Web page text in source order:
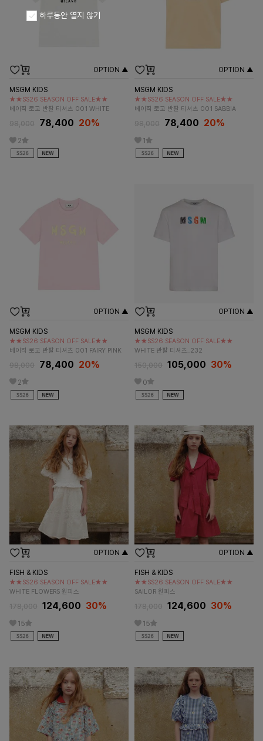
OPTION ▲
MSGM KIDS
★★SS26 SEASON OFF SALE★★
베이직 로고 반팔 티셔츠 001 WHITE
98,000 78,400 20%
2
OPTION ▲
MSGM KIDS
★★SS26 SEASON OFF SALE★★
베이직 로고 반팔 티셔츠 001 SABBIA
98,000 78,400 20%
1
OPTION ▲
MSGM KIDS
★★SS26 SEASON OFF SALE★★
베이직 로고 반팔 티셔츠 001 FAIRY PINK
98,000 78,400 20%
2
OPTION ▲
MSGM KIDS
★★SS26 SEASON OFF SALE★★
WHITE 반팔 티셔츠_232
150,000 105,000 30%
0
OPTION ▲
FISH & KIDS
★★SS26 SEASON OFF SALE★★
WHITE FLOWERS 원피스
178,000 124,600 30%
15
OPTION ▲
FISH & KIDS
★★SS26 SEASON OFF SALE★★
SAILOR 원피스
178,000 124,600 30%
15
하루동안 열지 않기